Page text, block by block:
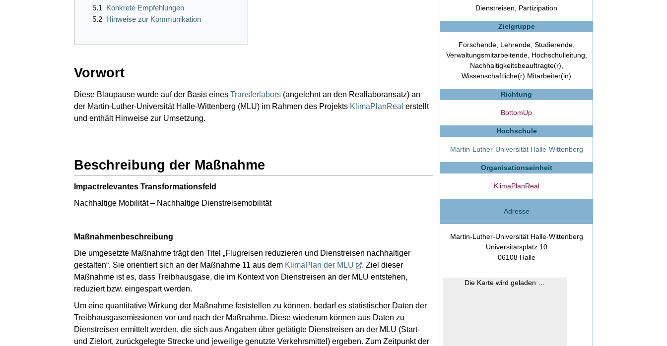
Dienstreisen, Partizipation
Zielgruppe
Forschende, Lehrende, Studierende,
Verwaltungsmitarbeitende, Hochschulleitung,
Nachhaltigkeitsbeauftragte(r),
Wissenschaftliche(r) Mitarbeiter(in)
Richtung
BottomUp
Hochschule
Martin-Luther-Universität Halle-Wittenberg
Organisationseinheit
KlimaPlanReal
Adresse
Martin-Luther-Universität Halle-Wittenberg
Universitätsplatz 10
06108 Halle
Die Karte wird geladen …
5.1 Konkrete Empfehlungen
5.2 Hinweise zur Kommunikation
Vorwort
Diese Blaupause wurde auf der Basis eines Transferlabors (angelehnt an den Reallaboransatz) an
der Martin-Luther-Universität Halle-Wittenberg (MLU) im Rahmen des Projekts KlimaPlanReal erstellt
und enthält Hinweise zur Umsetzung.
Beschreibung der Maßnahme
Impactrelevantes Transformationsfeld
Nachhaltige Mobilität – Nachhaltige Dienstreisemobilität
Maßnahmenbeschreibung
Die umgesetzte Maßnahme trägt den Titel „Flugreisen reduzieren und Dienstreisen nachhaltiger
gestalten“. Sie orientiert sich an der Maßnahme 11 aus dem KlimaPlan der MLU
. Ziel dieser
Maßnahme ist es, dass Treibhausgase, die im Kontext von Dienstreisen an der MLU entstehen,
reduziert bzw. eingespart werden.
Um eine quantitative Wirkung der Maßnahme feststellen zu können, bedarf es statistischer Daten der
Treibhausgasemissionen vor und nach der Maßnahme. Diese wiederum können aus Daten zu
Dienstreisen ermittelt werden, die sich aus Angaben über getätigte Dienstreisen an der MLU (Start-
und Zielort, zurückgelegte Strecke und jeweilige genutzte Verkehrsmittel) ergeben. Zum Zeitpunkt der